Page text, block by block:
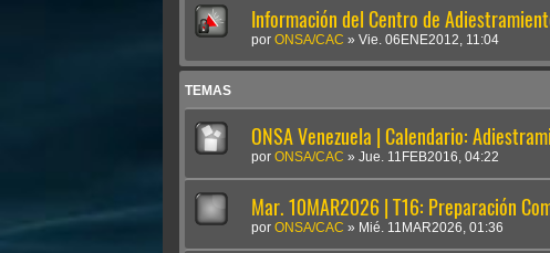
Información del Centro de
por ONSA/CAC » Vie. 06ENE2012, 11:04
TEMAS
ONSA Venezuela | Calendario:
por ONSA/CAC » Jue. 11FEB2016, 04:22
Mar. 10MAR2026 | T16: Preparación
por ONSA/CAC » Mié. 11MAR2026, 01:36